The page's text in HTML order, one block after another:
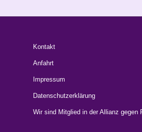
Kontakt
Anfahrt
Impressum
Datenschutzerklärung
Wir sind Mitglied in der Allianz gegen